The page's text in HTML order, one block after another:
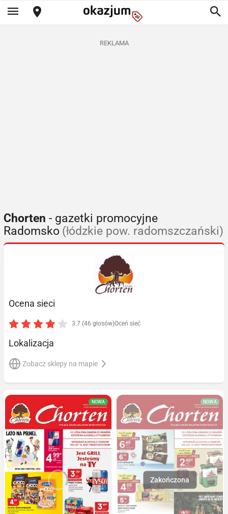
REKLAMA
Chorten - gazetki promocyjne
Radomsko (łódzkie pow. radomszczański)
Ocena sieci
3.7 (46 głosów)Oceń sieć
Lokalizacja
Zobacz sklepy na mapie
NOWA NOWA